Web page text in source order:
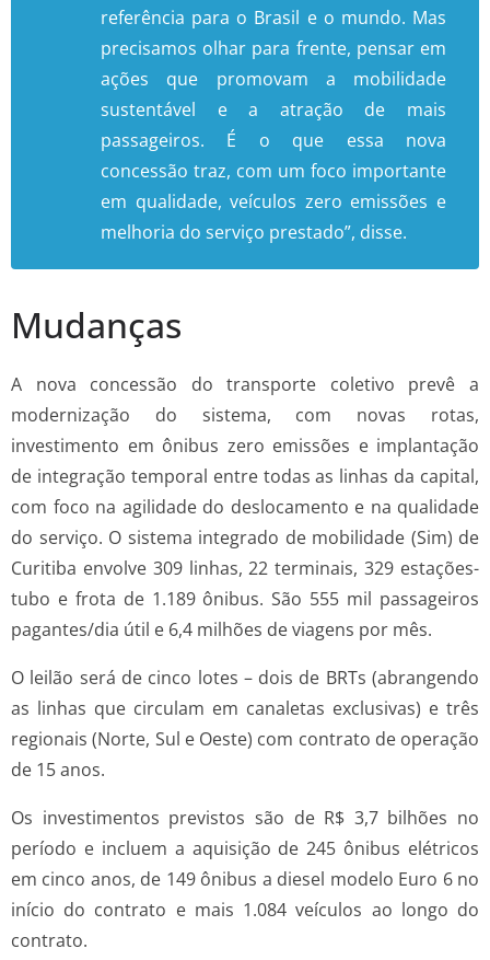
referência para o Brasil e o mundo. Mas
precisamos olhar para frente, pensar em
ações que promovam a mobilidade
sustentável e a atração de mais
passageiros. É o que essa nova
concessão traz, com um foco importante
em qualidade, veículos zero emissões e
melhoria do serviço prestado”, disse.
Mudanças
A nova concessão do transporte coletivo prevê a
modernização do sistema, com novas rotas,
investimento em ônibus zero emissões e implantação
de integração temporal entre todas as linhas da capital,
com foco na agilidade do deslocamento e na qualidade
do serviço. O sistema integrado de mobilidade (Sim) de
Curitiba envolve 309 linhas, 22 terminais, 329 estações-
tubo e frota de 1.189 ônibus. São 555 mil passageiros
pagantes/dia útil e 6,4 milhões de viagens por mês.
O leilão será de cinco lotes – dois de BRTs (abrangendo
as linhas que circulam em canaletas exclusivas) e três
regionais (Norte, Sul e Oeste) com contrato de operação
de 15 anos.
Os investimentos previstos são de R$ 3,7 bilhões no
período e incluem a aquisição de 245 ônibus elétricos
em cinco anos, de 149 ônibus a diesel modelo Euro 6 no
início do contrato e mais 1.084 veículos ao longo do
contrato.